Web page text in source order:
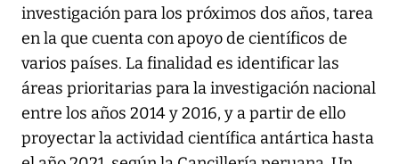
investigación para los próximos dos años, tarea
en la que cuenta con apoyo de científicos de
varios países. La finalidad es identificar las
áreas prioritarias para la investigación nacional
entre los años 2014 y 2016, y a partir de ello
proyectar la actividad científica antártica hasta